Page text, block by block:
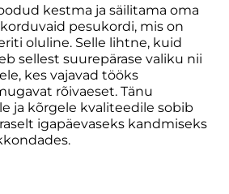
kestma ja säilitama oma
pesukordi, mis on
oluline. Selle lihtne, kuid
sellest suurepärase valiku nii
kes vajavad tööks
rõivaeset. Tänu
ja kõrgele kvaliteedile sobib
igapäevaseks kandmiseks